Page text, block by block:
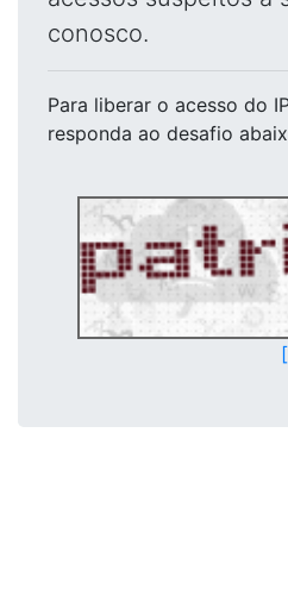
conosco.
Para liberar o acesso do
responda ao desafio